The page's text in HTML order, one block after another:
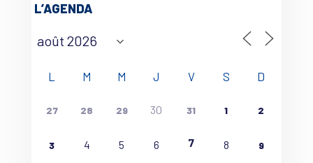
L’AGENDA
L M M J V S D
27 28 29 30 31 1 2
3 4 5 6 7 8 9